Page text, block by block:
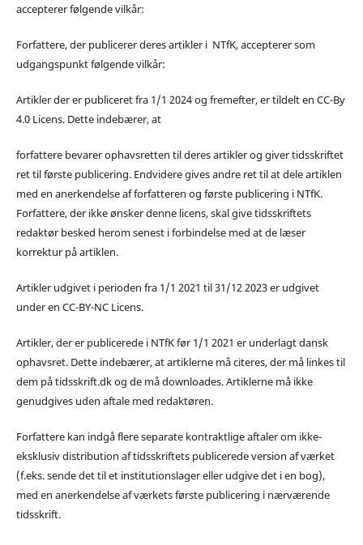
accepterer følgende vilkår:
Forfattere, der publicerer deres artikler i NTfK, accepterer som
udgangspunkt følgende vilkår:
Artikler der er publiceret fra 1/1 2024 og fremefter, er tildelt en CC-By
4.0 Licens. Dette indebærer, at
forfattere bevarer ophavsretten til deres artikler og giver tidsskriftet
ret til første publicering. Endvidere gives andre ret til at dele artiklen
med en anerkendelse af forfatteren og første publicering i NTfK.
Forfattere, der ikke ønsker denne licens, skal give tidsskriftets
redaktør besked herom senest i forbindelse med at de læser
korrektur på artiklen.
Artikler udgivet i perioden fra 1/1 2021 til 31/12 2023 er udgivet
under en CC-BY-NC Licens.
Artikler, der er publicerede i NTfK før 1/1 2021 er underlagt dansk
ophavsret. Dette indebærer, at artiklerne må citeres, der må linkes til
dem på tidsskrift.dk og de må downloades. Artiklerne må ikke
genudgives uden aftale med redaktøren.
Forfattere kan indgå flere separate kontraktlige aftaler om ikke-
eksklusiv distribution af tidsskriftets publicerede version af værket
(f.eks. sende det til et institutionslager eller udgive det i en bog),
med en anerkendelse af værkets første publicering i nærværende
tidsskrift.